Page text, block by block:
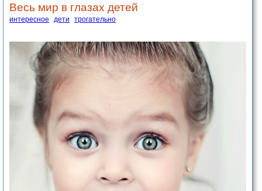
Весь мир в глазах детей
интересное дети трогательно